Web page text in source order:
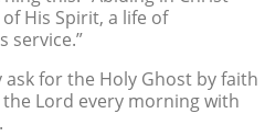
His Spirit, a life of
service.”
for the Holy Ghost by faith
Lord every morning with